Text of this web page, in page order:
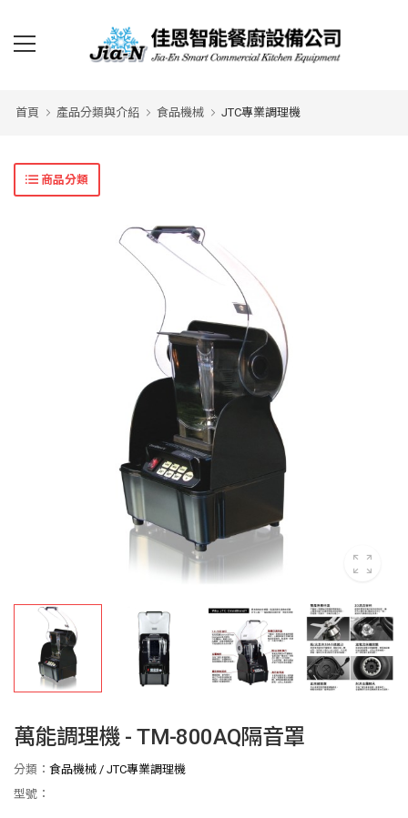
首頁 產品分類與介紹 食品機械 JTC專業調理機
商品分類
萬能調理機 - TM-800AQ隔音罩
分類： 食品機械 / JTC專業調理機
型號：